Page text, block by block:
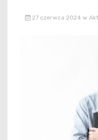
27 czerwca 2024 w